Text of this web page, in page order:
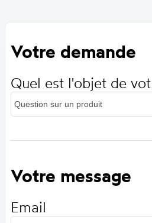
Votre demande
Quel est l'objet de
Votre message
Email